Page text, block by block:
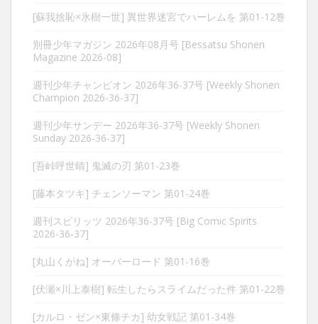
[蘇我捨恥×氷樹一世] 異世界迷宮でハーレムを 第01-12巻
別冊少年マガジン 2026年08月号 [Bessatsu Shonen
Magazine 2026-08]
週刊少年チャンピオン 2026年36-37号 [Weekly Shonen
Champion 2026-36-37]
週刊少年サンデー 2026年36-37号 [Weekly Shonen
Sunday 2026-36-37]
[吾峠呼世晴] 鬼滅の刃 第01-23巻
[藤本タツキ] チェンソーマン 第01-24巻
週刊スピリッツ 2026年36-37号 [Big Comic Spirits
2026-36-37]
[丸山くがね] オーバーロード 第01-16巻
[伏瀬×川上泰樹] 転生したらスライムだった件 第01-22巻
[カルロ・ゼン×東條チカ] 幼女戦記 第01-34巻